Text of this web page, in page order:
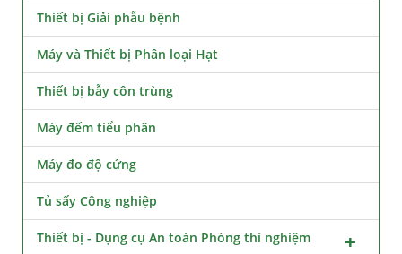
Thiết bị Giải phẫu bệnh
Máy và Thiết bị Phân loại Hạt
Thiết bị bẫy côn trùng
Máy đếm tiểu phân
Máy đo độ cứng
Tủ sấy Công nghiệp
Thiết bị - Dụng cụ An toàn Phòng thí nghiệm